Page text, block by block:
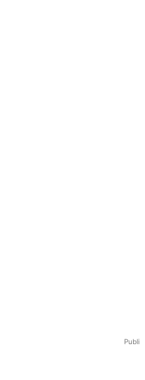
Publi